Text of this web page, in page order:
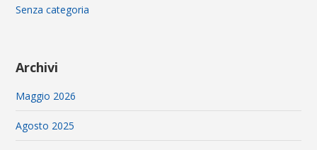
Senza categoria
Archivi
Maggio 2026
Agosto 2025